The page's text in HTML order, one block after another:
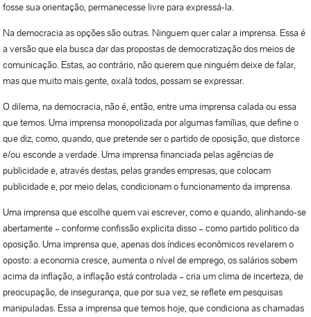
fosse sua orientação, permanecesse livre para expressá-la.
Na democracia as opções são outras. Ninguem quer calar a imprensa. Essa é
a versão que ela busca dar das propostas de democratização dos meios de
comunicação. Estas, ao contrário, não querem que ninguém deixe de falar,
mas que muito mais gente, oxalá todos, possam se expressar.
O dilema, na democracia, não é, então, entre uma imprensa calada ou essa
que temos. Uma imprensa monopolizada por algumas famílias, que define o
que diz, como, quando, que pretende ser o partido de oposição, que distorce
e/ou esconde a verdade. Uma imprensa financiada pelas agências de
publicidade e, através destas, pelas grandes empresas, que colocam
publicidade e, por meio delas, condicionam o funcionamento da imprensa.
Uma imprensa que escolhe quem vai escrever, como e quando, alinhando-se
abertamente – conforme confissão explicita disso – como partido politico da
oposição. Uma imprensa que, apenas dos índices econômicos revelarem o
oposto: a economia cresce, aumenta o nível de emprego, os salários sobem
acima da inflação, a inflação está controlada – cria um clima de incerteza, de
preocupação, de insegurança, que por sua vez, se reflete em pesquisas
manipuladas. Essa a imprensa que temos hoje, que condiciona as chamadas